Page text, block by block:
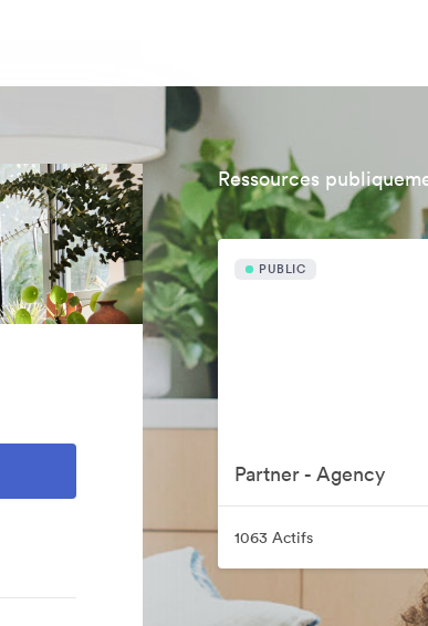
Ressources
PUBLIC
Partner - Agency
1063 Actifs